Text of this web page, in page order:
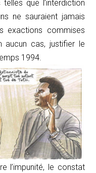
que l’interdiction
ne sauraient jamais
exactions commises
aucun cas, justifier le
1994.
l’impunité, le constat